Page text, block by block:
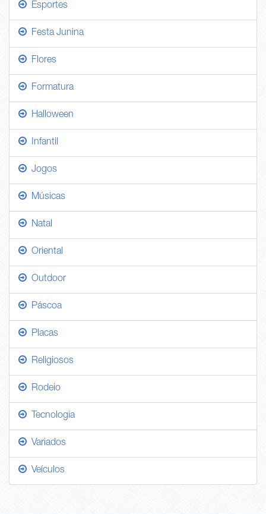
Esportes
Festa Junina
Flores
Formatura
Halloween
Infantil
Jogos
Músicas
Natal
Oriental
Outdoor
Páscoa
Placas
Religiosos
Rodeio
Tecnologia
Variados
Veículos